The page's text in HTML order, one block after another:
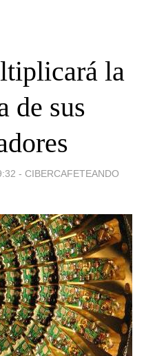
la
de sus
- CIBERCAFETEANDO